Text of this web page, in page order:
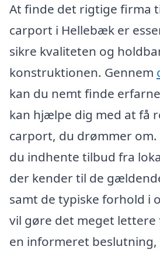
At finde det rigtige firma
carport i Hellebæk er
sikre kvaliteten og
konstruktionen. Gennem
kan du nemt finde
kan hjælpe dig med at få
carport, du drømmer om.
du indhente tilbud fra
der kender til de
samt de typiske forhold i
vil gøre det meget
en informeret beslutning,